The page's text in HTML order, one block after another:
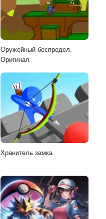
Оружейный беспредел.
Оригинал
Хранитель замка